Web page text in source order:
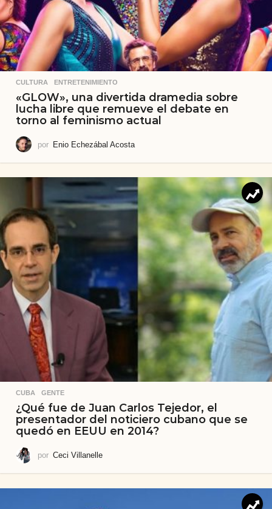
CULTURA ,ENTRETENIMIENTO
«GLOW», una divertida dramedia sobre
lucha libre que remueve el debate en
torno al feminismo actual
por Enio Echezábal Acosta
CUBA ,GENTE
¿Qué fue de Juan Carlos Tejedor, el
presentador del noticiero cubano que se
quedó en EEUU en 2014?
por Ceci Villanelle